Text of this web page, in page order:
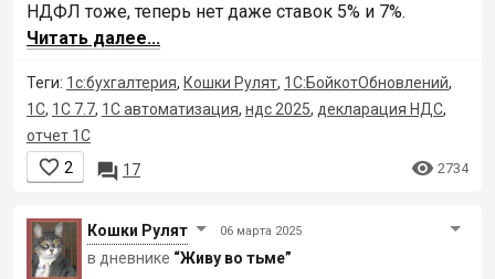
НДФЛ тоже, теперь нет даже ставок 5% и 7%.
Читать далее...
Теги: 1с:бухгалтерия, Кошки Рулят, 1С:БойкотОбновлений,
1С, 1С 7.7, 1С автоматизация, ндс 2025, декларация НДС,
отчет 1С
 2  17  2734
Кошки Рyлят 06 марта 2025
в дневнике “Живу во тьме”